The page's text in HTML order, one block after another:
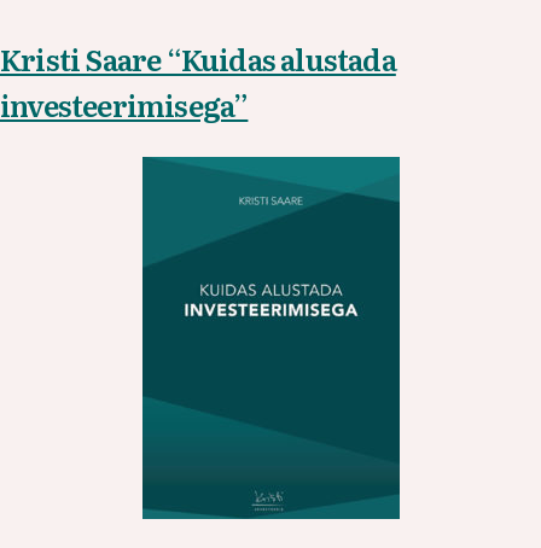
Kristi Saare “Kuidas alustada
investeerimisega”